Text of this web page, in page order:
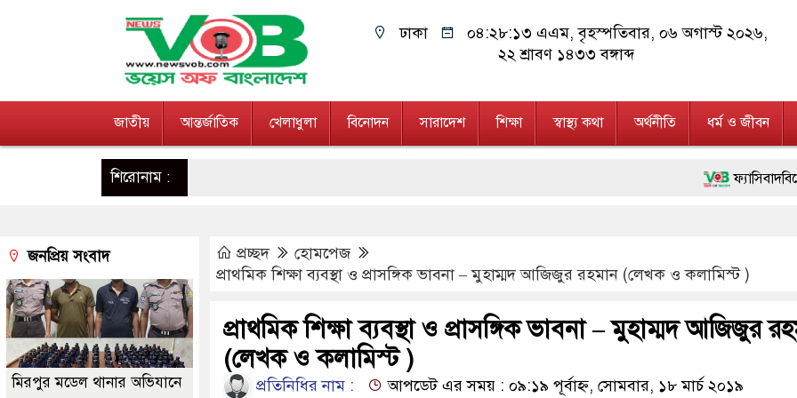
ঢাকা ০৪:২৮:১৫ এএম, বৃহস্পতিবার, ০৬ অগাস্ট ২০২৬,
২২ শ্রাবণ ১৪৩৩ বঙ্গাব্দ
জাতীয় আন্তর্জাতিক খেলাধুলা বিনোদন সারাদেশ শিক্ষা স্বাস্থ্য কথা অর্থনীতি ধর্ম ও জীবন
শিরোনাম : ফ্যাসিবাদবিরোধী আন্দোলনে
জনগণ পরিবর্তন চেয়েছে
২৮ লাখ টাকার জাল
নেতৃত্ব ও গণতন্ত্রের মূর্তমান
অবৈধ বিদেশি পিস্তল,
প্রচ্ছদ
হোমপেজ
প্রাথমিক শিক্ষা ব্যবস্থা ও প্রাসঙ্গিক ভাবনা – মুহাম্মদ আজিজুর রহমান (লেখক ও কলামিস্ট )
প্রাথমিক শিক্ষা ব্যবস্থা ও প্রাসঙ্গিক ভাবনা – মুহাম্মদ আজিজুর
(লেখক ও কলামিস্ট )
প্রতিনিধির নাম :
আপডেট এর সময় : ০৯:১৯ পূর্বাহ্ন, সোমবার, ১৮ মার্চ ২০১৯
জনপ্রিয় সংবাদ
মিরপুর মডেল থানার অভিযানে